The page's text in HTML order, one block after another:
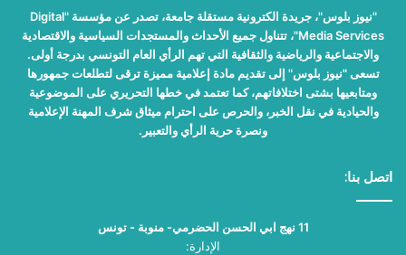
"نيوز بلوس"، جريدة الكترونية مستقلة جامعة، تصدر عن مؤسسة "Digital
Media Services"، تتناول جميع الأحداث والمستجدات السياسية والاقتصادية
والاجتماعية والرياضية والثقافية التي تهم الرأي العام التونسي بدرجة أولى.
تسعى "نيوز بلوس" إلى تقديم مادة إعلامية مميزة ترقى لتطلعات جمهورها
ومتابعيها بشتى اختلافاتهم، كما تعتمد في خطها التحريري على الموضوعية
والحيادية في نقل الخبر، والحرص على احترام ميثاق شرف المهنة الإعلامية
ونصرة حرية الرأي والتعبير.
اتصل بنا:
11 نهج ابي الحسن الحضرمي- منوبة - تونس
الإدارة: